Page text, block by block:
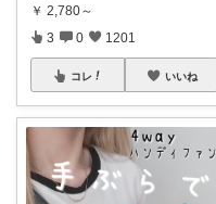
￥ 2,780～
3 0 1201
コレ いいね